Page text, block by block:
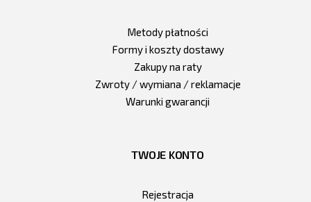
Metody płatności
Formy i koszty dostawy
Zakupy na raty
Zwroty / wymiana / reklamacje
Warunki gwarancji
TWOJE KONTO
Rejestracja